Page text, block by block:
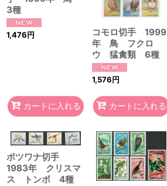
3種
1,476円
カートに入れる
コモロ切手 1999
年 鳥 フクロ
ウ 猛禽類 6種
1,576円
カートに入れる
ボツワナ切手
1983年 クリスマ
ス トンボ 4種